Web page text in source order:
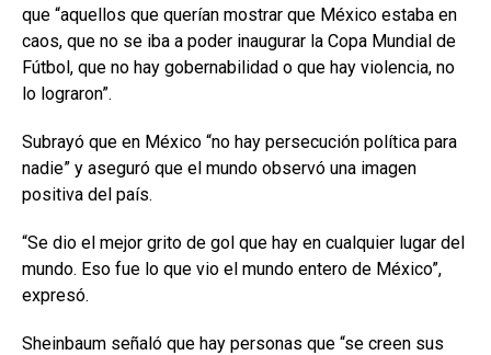
que “aquellos que querían mostrar que México estaba en
caos, que no se iba a poder inaugurar la Copa Mundial de
Fútbol, que no hay gobernabilidad o que hay violencia, no
lo lograron”.
Subrayó que en México “no hay persecución política para
nadie” y aseguró que el mundo observó una imagen
positiva del país.
“Se dio el mejor grito de gol que hay en cualquier lugar del
mundo. Eso fue lo que vio el mundo entero de México”,
expresó.
Sheinbaum señaló que hay personas que “se creen sus